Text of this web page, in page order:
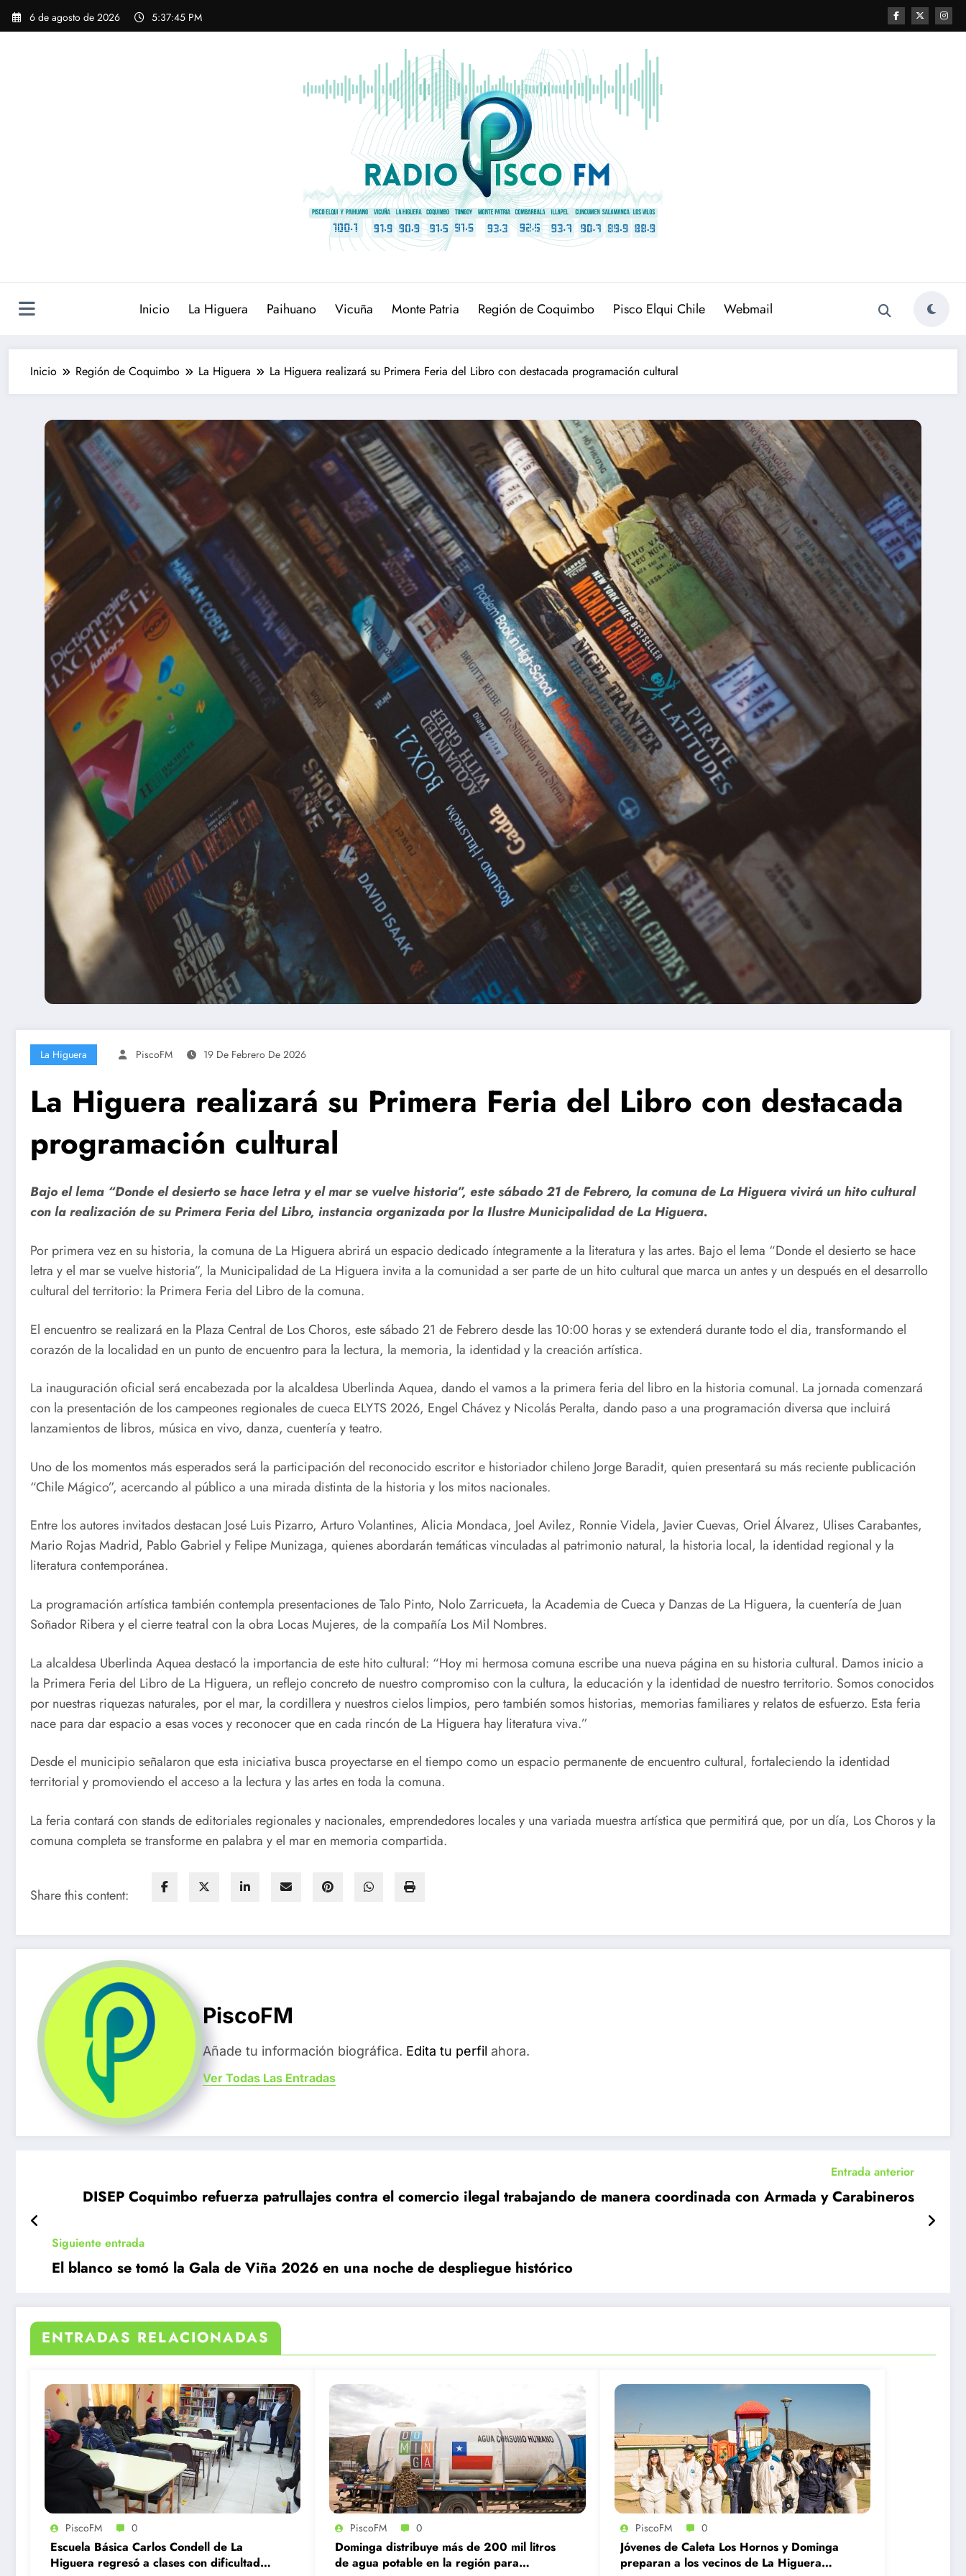
Saltar
6 de agosto de 2026 5:37:47 PM
Inicio La Higuera Paihuano Vicuña Monte Patria Región de Coquimbo Pisco Elqui Chile Webmail
Inicio Región de Coquimbo La Higuera La Higuera realizará su Primera Feria del Libro con destacada programación cultural
La Higuera PiscoFM 19 De Febrero De 2026
La Higuera realizará su Primera Feria del Libro con destacada
programación cultural
Bajo el lema “Donde el desierto se hace letra y el mar se vuelve historia”, este sábado 21 de Febrero, la comuna de La Higuera vivirá un hito cultural
con la realización de su Primera Feria del Libro, instancia organizada por la Ilustre Municipalidad de La Higuera.
Por primera vez en su historia, la comuna de La Higuera abrirá un espacio dedicado íntegramente a la literatura y las artes. Bajo el lema “Donde el desierto se hace
letra y el mar se vuelve historia”, la Municipalidad de La Higuera invita a la comunidad a ser parte de un hito cultural que marca un antes y un después en el desarrollo
cultural del territorio: la Primera Feria del Libro de la comuna.
El encuentro se realizará en la Plaza Central de Los Choros, este sábado 21 de Febrero desde las 10:00 horas y se extenderá durante todo el dia, transformando el
corazón de la localidad en un punto de encuentro para la lectura, la memoria, la identidad y la creación artística.
La inauguración oficial será encabezada por la alcaldesa Uberlinda Aquea, dando el vamos a la primera feria del libro en la historia comunal. La jornada comenzará
con la presentación de los campeones regionales de cueca ELYTS 2026, Engel Chávez y Nicolás Peralta, dando paso a una programación diversa que incluirá
lanzamientos de libros, música en vivo, danza, cuentería y teatro.
Uno de los momentos más esperados será la participación del reconocido escritor e historiador chileno Jorge Baradit, quien presentará su más reciente publicación
“Chile Mágico”, acercando al público a una mirada distinta de la historia y los mitos nacionales.
Entre los autores invitados destacan José Luis Pizarro, Arturo Volantines, Alicia Mondaca, Joel Avilez, Ronnie Videla, Javier Cuevas, Oriel Álvarez, Ulises Carabantes,
Mario Rojas Madrid, Pablo Gabriel y Felipe Munizaga, quienes abordarán temáticas vinculadas al patrimonio natural, la historia local, la identidad regional y la
literatura contemporánea.
La programación artística también contempla presentaciones de Talo Pinto, Nolo Zarricueta, la Academia de Cueca y Danzas de La Higuera, la cuentería de Juan
Soñador Ribera y el cierre teatral con la obra Locas Mujeres, de la compañía Los Mil Nombres.
La alcaldesa Uberlinda Aquea destacó la importancia de este hito cultural: “Hoy mi hermosa comuna escribe una nueva página en su historia cultural. Damos inicio a
la Primera Feria del Libro de La Higuera, un reflejo concreto de nuestro compromiso con la cultura, la educación y la identidad de nuestro territorio. Somos conocidos
por nuestras riquezas naturales, por el mar, la cordillera y nuestros cielos limpios, pero también somos historias, memorias familiares y relatos de esfuerzo. Esta feria
nace para dar espacio a esas voces y reconocer que en cada rincón de La Higuera hay literatura viva.”
Desde el municipio señalaron que esta iniciativa busca proyectarse en el tiempo como un espacio permanente de encuentro cultural, fortaleciendo la identidad
territorial y promoviendo el acceso a la lectura y las artes en toda la comuna.
La feria contará con stands de editoriales regionales y nacionales, emprendedores locales y una variada muestra artística que permitirá que, por un día, Los Choros y la
comuna completa se transforme en palabra y el mar en memoria compartida.
Share this content:
PiscoFM
Añade tu información biográfica. Edita tu perfil ahora.
Ver Todas Las Entradas
Entrada anterior
DISEP Coquimbo refuerza patrullajes contra el comercio ilegal trabajando de manera coordinada con Armada y Carabineros
Siguiente entrada
El blanco se tomó la Gala de Viña 2026 en una noche de despliegue histórico
ENTRADAS RELACIONADAS
PiscoFM 0
Escuela Básica Carlos Condell de La
Higuera regresó a clases con dificultades
PiscoFM 0
Dominga distribuye más de 200 mil litros
de agua potable en la región para
PiscoFM 0
Jóvenes de Caleta Los Hornos y Dominga
preparan a los vecinos de La Higuera